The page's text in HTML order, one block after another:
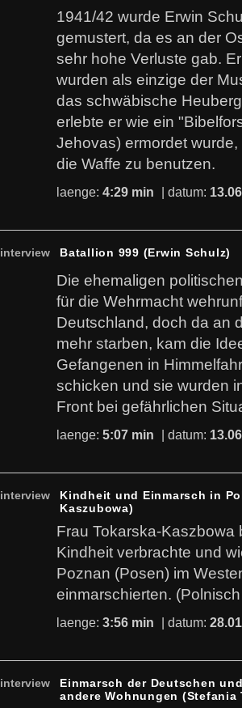
1941/42 wurde Erwin
gemustert, da es an der
sehr hohe Verluste gab.
wurden als einzige der
das schwäbische
erlebte er wie ein
Jehovas) ermordet
die Waffe zu benutzen.
laenge: 4:29 min | datum:
interview Batallion 999 (Erwin Schulz)
Die ehemaligen
für die Wehrmacht
Deutschland, doch da an
mehr starben, kam die
Gefangenen in
schicken und sie wurden
Front bei gefährlichen
laenge: 5:07 min | datum:
interview
Kindheit und Einmarsch in
Kaszubowa)
Frau Tokarska-Kaszbowa
Kindheit verbrachte und
Poznan (Posen) im
einmarschierten.
laenge: 3:56 min | datum:
interview
Einmarsch der Deutschen
andere Wohnungen (Stefania